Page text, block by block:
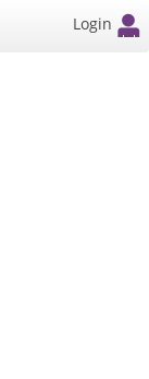
Login